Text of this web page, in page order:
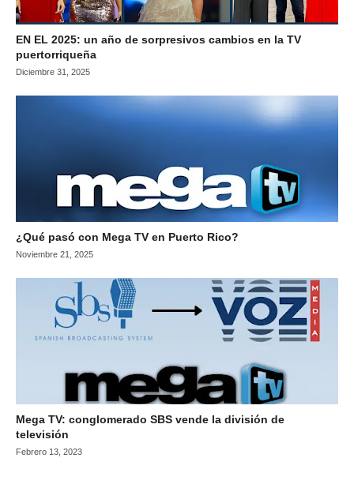
EN EL 2025: un año de sorpresivos cambios en la TV
puertorriqueña
Diciembre 31, 2025
¿Qué pasó con Mega TV en Puerto Rico?
Noviembre 21, 2025
Mega TV: conglomerado SBS vende la división de
televisión
Febrero 13, 2023